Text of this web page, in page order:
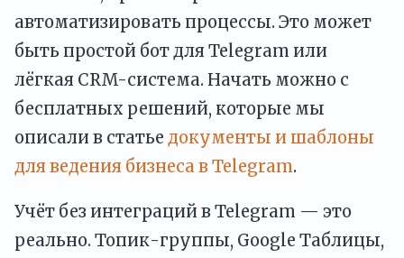
автоматизировать процессы. Это может
быть простой бот для Telegram или
лёгкая CRM-система. Начать можно с
бесплатных решений, которые мы
описали в статье документы и шаблоны
для ведения бизнеса в Telegram.
Учёт без интеграций в Telegram — это
реально. Топик-группы, Google Таблицы,